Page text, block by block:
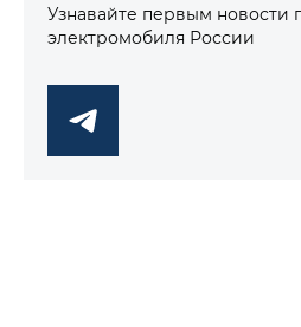
Узнавайте первым новости
электромобиля России